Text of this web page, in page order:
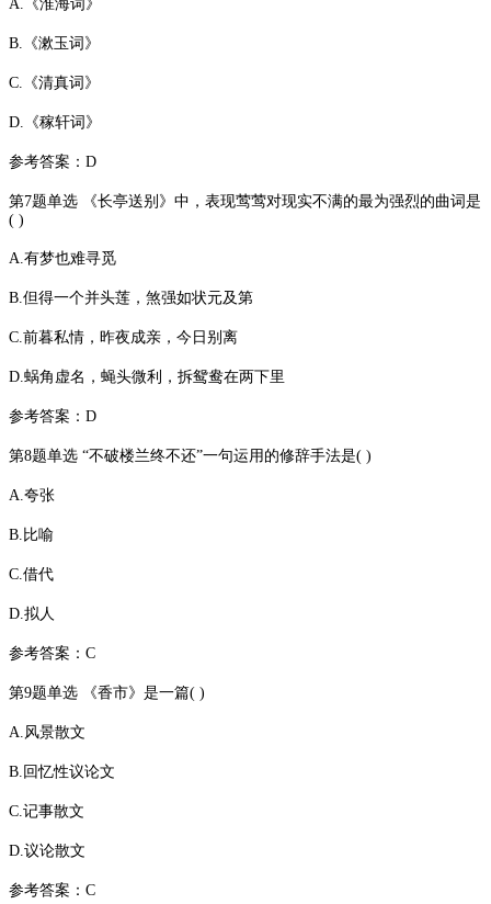
A.《淮海词》
B.《漱玉词》
C.《清真词》
D.《稼轩词》
参考答案：D
第7题单选 《长亭送别》中，表现莺莺对现实不满的最为强烈的曲词是
( )
A.有梦也难寻觅
B.但得一个并头莲，煞强如状元及第
C.前暮私情，昨夜成亲，今日别离
D.蜗角虚名，蝇头微利，拆鸳鸯在两下里
参考答案：D
第8题单选 “不破楼兰终不还”一句运用的修辞手法是( )
A.夸张
B.比喻
C.借代
D.拟人
参考答案：C
第9题单选 《香市》是一篇( )
A.风景散文
B.回忆性议论文
C.记事散文
D.议论散文
参考答案：C